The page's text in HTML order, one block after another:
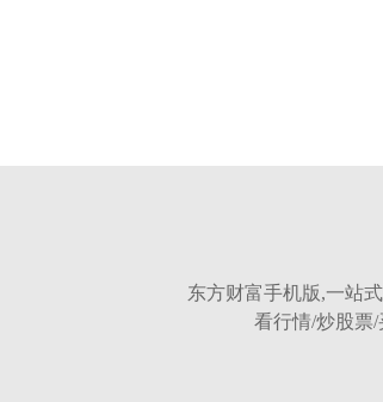
东方财富手机版,一站
看行情/炒股票